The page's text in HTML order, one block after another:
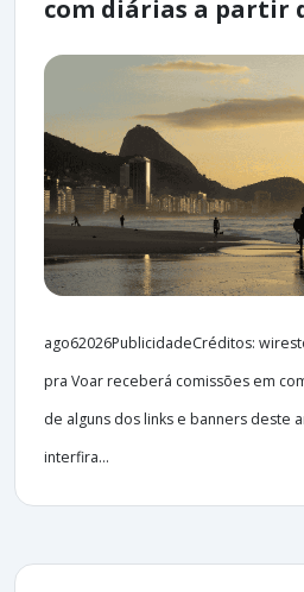
com diárias a partir
ago62026PublicidadeCréditos:
pra Voar receberá comissões em
de alguns dos links e banners deste
interfira...